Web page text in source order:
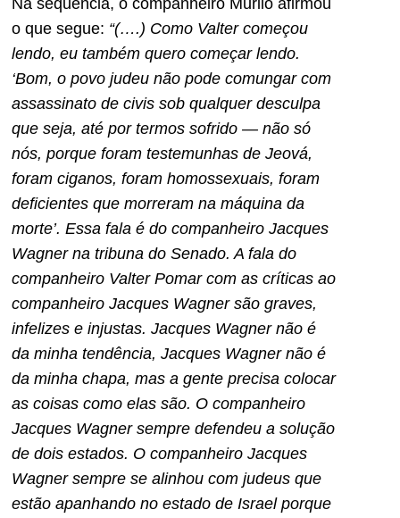
o que segue: “(….) Como Valter começou
lendo, eu também quero começar lendo.
‘Bom, o povo judeu não pode comungar com
assassinato de civis sob qualquer desculpa
que seja, até por termos sofrido — não só
nós, porque foram testemunhas de Jeová,
foram ciganos, foram homossexuais, foram
deficientes que morreram na máquina da
morte’. Essa fala é do companheiro Jacques
Wagner na tribuna do Senado. A fala do
companheiro Valter Pomar com as críticas ao
companheiro Jacques Wagner são graves,
infelizes e injustas. Jacques Wagner não é
da minha tendência, Jacques Wagner não é
da minha chapa, mas a gente precisa colocar
as coisas como elas são. O companheiro
Jacques Wagner sempre defendeu a solução
de dois estados. O companheiro Jacques
Wagner sempre se alinhou com judeus que
estão apanhando no estado de Israel porque